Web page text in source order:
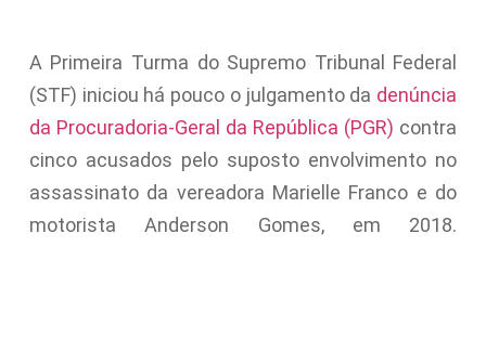
A Primeira Turma do Supremo Tribunal Federal
(STF) iniciou há pouco o julgamento da denúncia
da Procuradoria-Geral da República (PGR) contra
cinco acusados pelo suposto envolvimento no
assassinato da vereadora Marielle Franco e do
motorista Anderson Gomes, em 2018.